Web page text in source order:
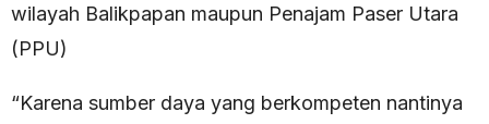
wilayah Balikpapan maupun Penajam Paser Utara
(PPU)
“Karena sumber daya yang berkompeten nantinya